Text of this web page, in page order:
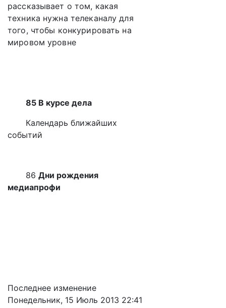
рассказывает о том, какая
техника нужна телеканалу для
того, чтобы конкурировать на
мировом уровне
85 В курсе дела
Календарь ближайших
событий
86Дни рождения
медиапрофи
Последнее изменение
Понедельник, 15 Июль 2013 22:41